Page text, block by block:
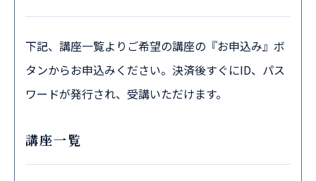
下記、講座一覧よりご希望の講座の『お申込み』ボ
タンからお申込みください。決済後すぐにID、パス
ワードが発行され、受講いただけます。
講座一覧